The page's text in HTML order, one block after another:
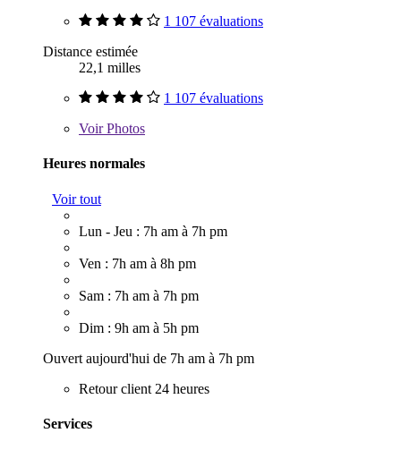
1 107 évaluations
Distance estimée
22,1 milles
1 107 évaluations
VoirPhotos
Heures normales
Voir tout
Lun - Jeu : 7h am à 7h pm
Ven : 7h am à 8h pm
Sam : 7h am à 7h pm
Dim : 9h am à 5h pm
Ouvert aujourd'hui de 7h am à 7h pm
Retour client 24 heures
Services